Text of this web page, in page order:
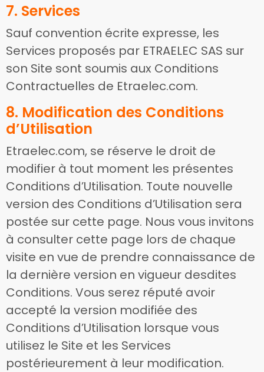
7. Services
Sauf convention écrite expresse, les
Services proposés par ETRAELEC SAS sur
son Site sont soumis aux Conditions
Contractuelles de Etraelec.com.
8. Modification des Conditions
d’Utilisation
Etraelec.com, se réserve le droit de
modifier à tout moment les présentes
Conditions d’Utilisation. Toute nouvelle
version des Conditions d’Utilisation sera
postée sur cette page. Nous vous invitons
à consulter cette page lors de chaque
visite en vue de prendre connaissance de
la dernière version en vigueur desdites
Conditions. Vous serez réputé avoir
accepté la version modifiée des
Conditions d’Utilisation lorsque vous
utilisez le Site et les Services
postérieurement à leur modification.